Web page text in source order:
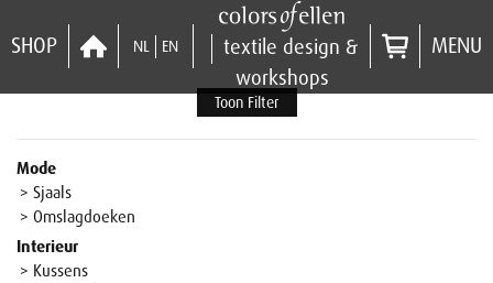
SHOP NL EN
textile design &
workshops
MENU
Toon Filter
Mode
> Sjaals
> Omslagdoeken
Interieur
> Kussens